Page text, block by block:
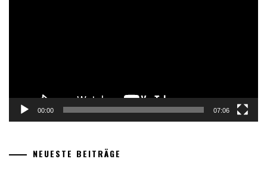
00:00 07:06
NEUESTE BEITRÄGE